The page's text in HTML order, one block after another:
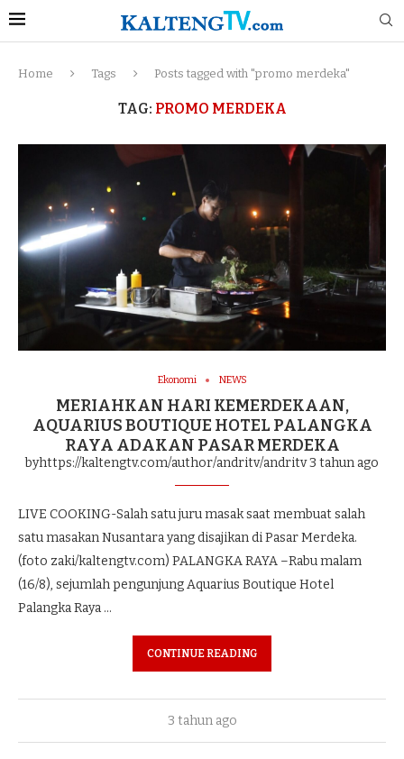
Home Tags Posts tagged with "promo merdeka"
TAG: PROMO MERDEKA
Ekonomi NEWS
MERIAHKAN HARI KEMERDEKAAN,
AQUARIUS BOUTIQUE HOTEL PALANGKA
RAYA ADAKAN PASAR MERDEKA
byhttps://kaltengtv.com/author/andritv/andritv3 tahun ago
LIVE COOKING-Salah satu juru masak saat membuat salah
satu masakan Nusantara yang disajikan di Pasar Merdeka.
(foto zaki/kaltengtv.com) PALANGKA RAYA –Rabu malam
(16/8), sejumlah pengunjung Aquarius Boutique Hotel
Palangka Raya …
CONTINUE READING
3 tahun ago